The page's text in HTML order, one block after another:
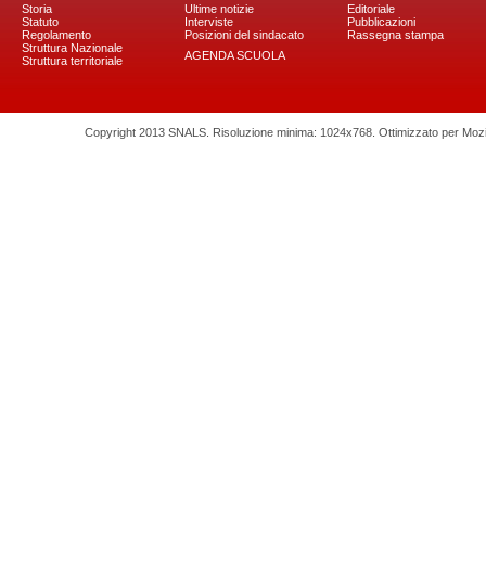
Storia
Statuto
Regolamento
Struttura Nazionale
Struttura territoriale
Ultime notizie
Interviste
Posizioni del sindacato
AGENDA SCUOLA
Editoriale
Pubblicazioni
Rassegna stampa
Copyright 2013 SNALS. Risoluzione minima: 1024x768. Ottimizzato per